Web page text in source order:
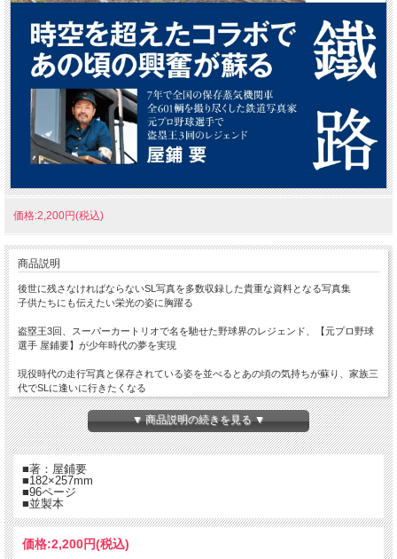
価格:2,200円(税込)
商品説明
後世に残さなければならないSL写真を多数収録した貴重な資料となる写真集
子供たちにも伝えたい栄光の姿に胸躍る
盗塁王3回、スーパーカートリオで名を馳せた野球界のレジェンド、【元プロ野球
選手 屋鋪要】が少年時代の夢を実現
現役時代の走行写真と保存されている姿を並べるとあの頃の気持ちが蘇り、家族三
代でSLに逢いに行きたくなる
父との思い出、息子との旅、家族三代で楽しめる、人生を豊かにさせてくれる蒸気
機関車
▼ 商品説明の続きを見る ▼
■著：屋鋪要
■182×257mm
■96ページ
■並製本
価格:2,200円(税込)